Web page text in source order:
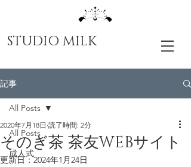
STUDIO MILK
記事
All Posts
成人式
All Posts
そのぎ茶 茶友WEBサイト
2020年7月18日 読了時間: 2分
更新日：2024年1月24日